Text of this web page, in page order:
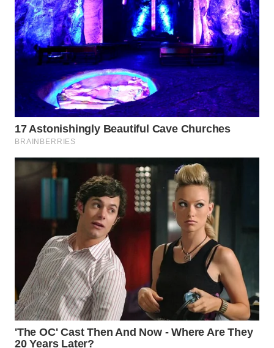
TAPANULI
SELATAN
WN
TANJUNG
LESUNG
WN
SIMALUNGUN
LABUHANBATU
WN
TAPANULI
TENGAH
WN DELI
SERDANG